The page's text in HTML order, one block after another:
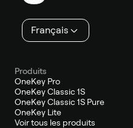
page
Français
Produits
OneKey Pro
OneKey Classic 1S
OneKey Classic 1S Pure
OneKey Lite
Voir tous les produits